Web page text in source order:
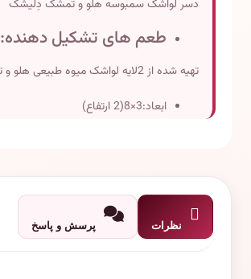
دسر لواشک سمبوسه هلو و تمشک دِلیشَک
طعم های تشکیل دهنده:
تهیه شده از 2لایه لواشک میوه طبیعی هلو و تمشک+مواد داخل داخل دسر ترشک میوه طبیعی تمشک+سس مخصوص دلیشک می باشد.
ابعاد:3×8(2 ارتفاع)
نظرات پرسش و پاسخ